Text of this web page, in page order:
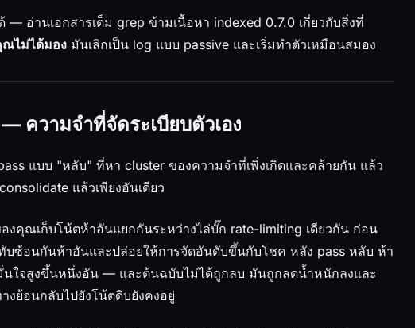
— อ่านเอกสารเต็ม grep ข้ามเนื้อหา indexed 0.7.0 เกี่ยวกับสิ่งที่
ไม่ได้มอง มันเลิกเป็น log แบบ passive และเริ่มทำตัวเหมือนสมอง
ความจำที่จัดระเบียบตัวเอง
แบบ "หลับ" ที่หา cluster ของความจำที่เพิ่งเกิดและคล้ายกัน แล้ว
แล้วเพียงอันเดียว
คุณเก็บโน้ตห้าอันแยกกันระหว่างไล่บั๊ก rate-limiting เดียวกัน ก่อน
บซ้อนกันห้าอันและปล่อยให้การจัดอันดับขึ้นกับโชค หลัง pass หลับ ห้า
นใจสูงขึ้นหนึ่งอัน — และต้นฉบับไม่ได้ถูกลบ มันถูกลดน้ำหนักลงและ
งย้อนกลับไปยังโน้ตดิบยังคงอยู่